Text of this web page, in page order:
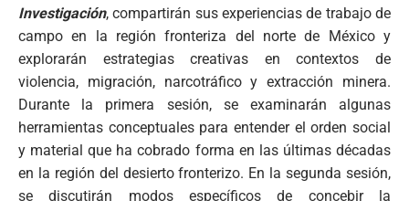
Investigación, compartirán sus experiencias de trabajo de
campo en la región fronteriza del norte de México y
explorarán estrategias creativas en contextos de
violencia, migración, narcotráfico y extracción minera.
Durante la primera sesión, se examinarán algunas
herramientas conceptuales para entender el orden social
y material que ha cobrado forma en las últimas décadas
en la región del desierto fronterizo. En la segunda sesión,
se discutirán modos específicos de concebir la